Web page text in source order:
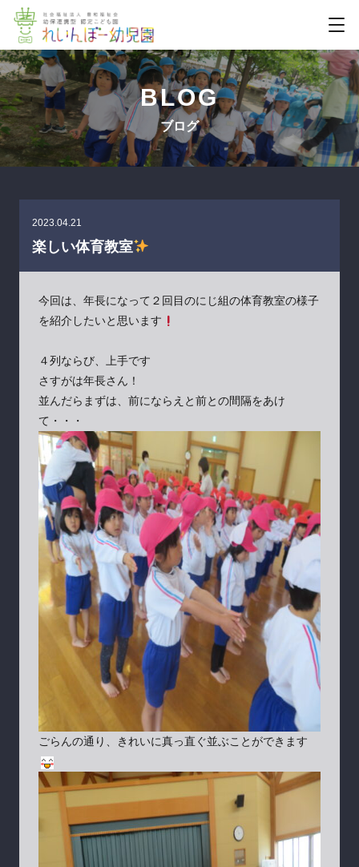
BLOG
ブログ
楽しい体育教室
2023.04.21
今回は、年長になって２回目のにじ組の体育教室の様子
を紹介したいと思います
４列ならび、上手です
さすがは年長さん！
並んだらまずは、前にならえと前との間隔をあけ
て・・・
ごらんの通り、きれいに真っ直ぐ並ぶことができます